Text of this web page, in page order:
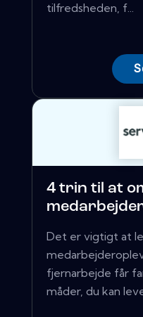
tilfredsheden, f...
4 trin til at
Det er vigtigt at
fjernarbejde får
måder, du kan